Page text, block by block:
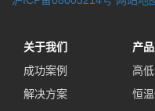
关于我们
成功案例
解决方案
产
高
恒